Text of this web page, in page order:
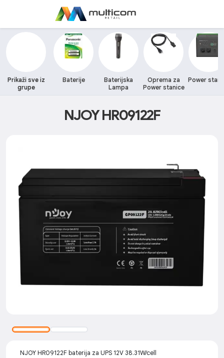
Prikaži sve iz
grupe
Baterije
Baterijska
Lampa
Oprema za
Power stanice
Power
NJOY HR09122F
NJOY HR09122F baterija za UPS 12V 38.31W/cell